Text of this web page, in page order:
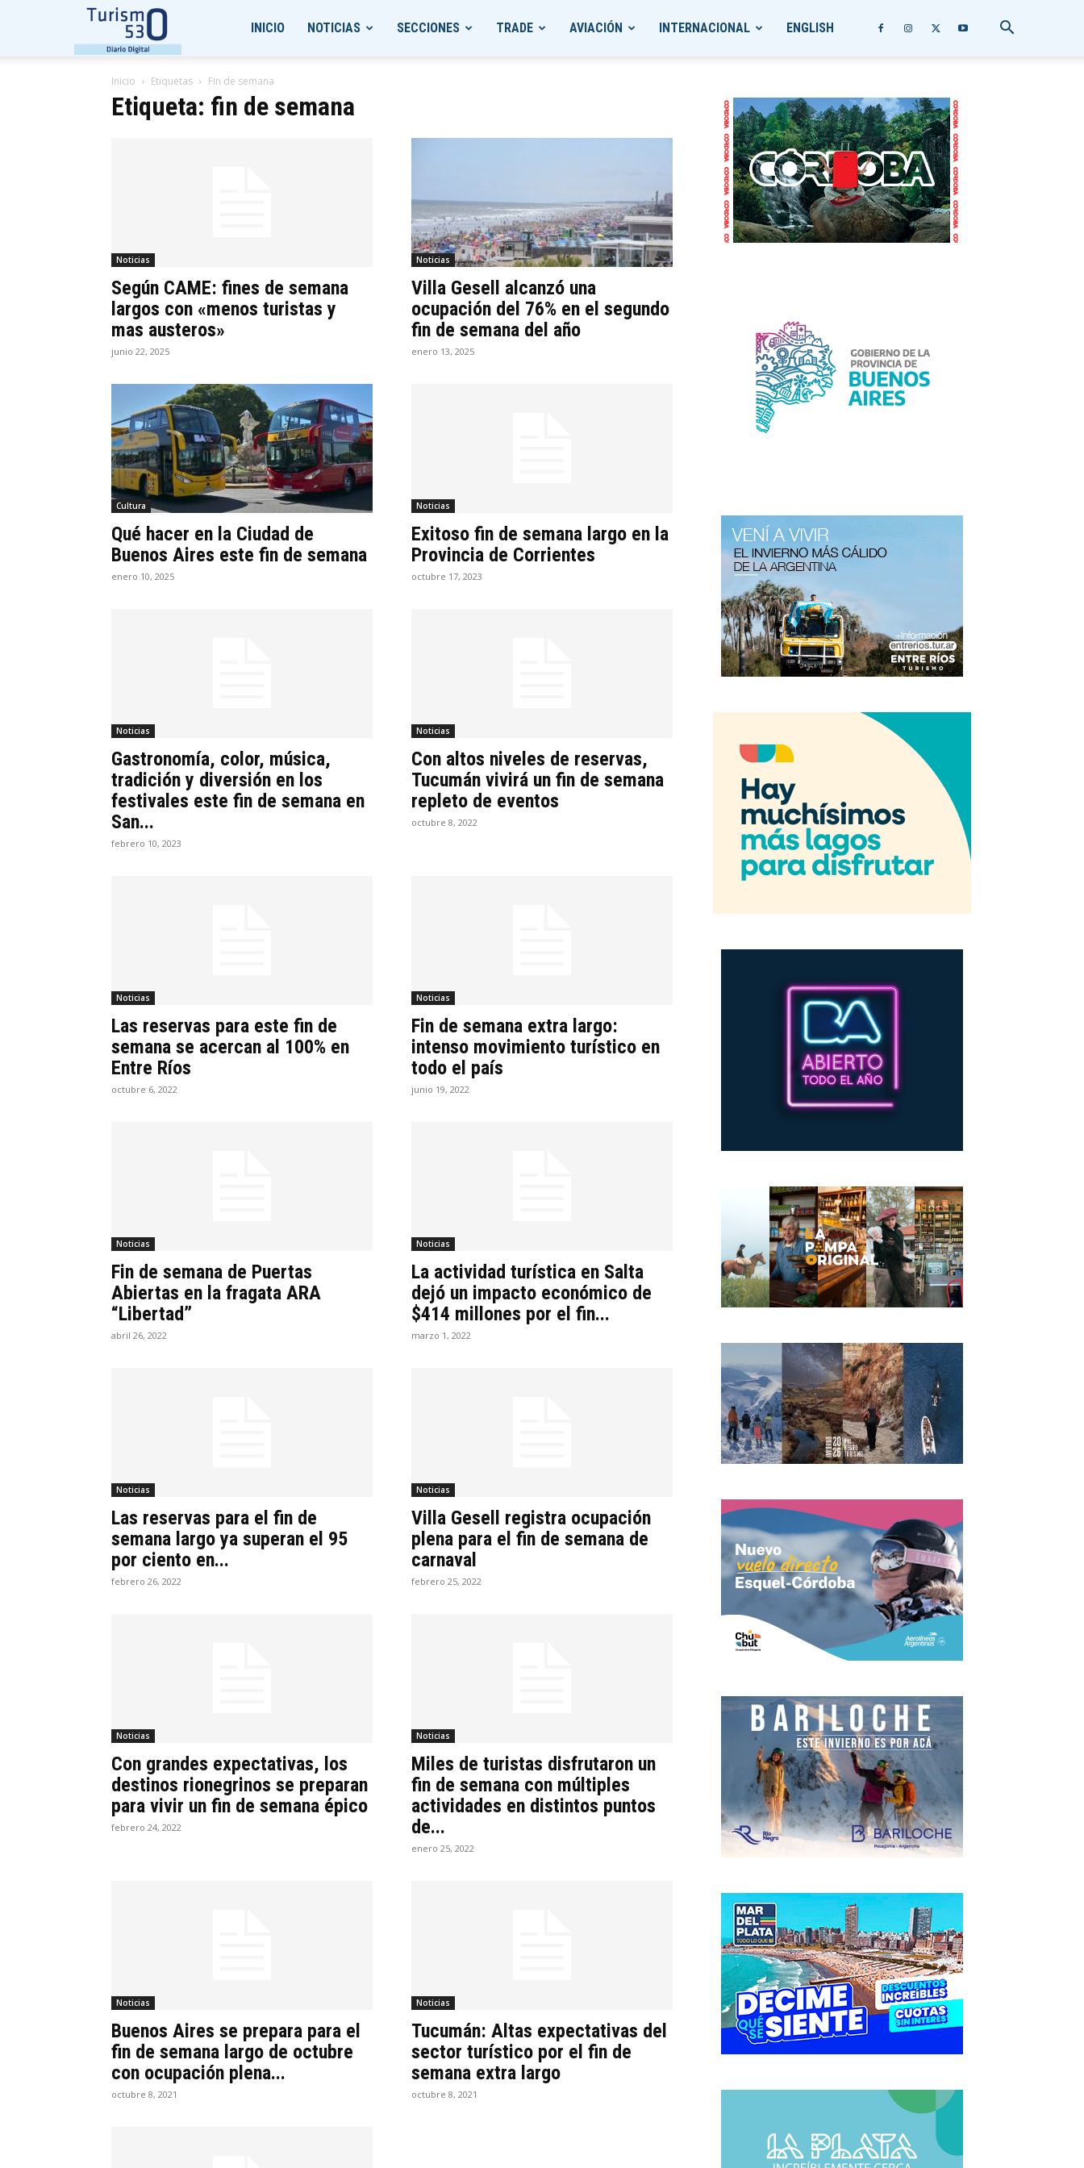
INICIO NOTICIAS SECCIONES TRADE AVIACIÓN INTERNACIONAL ENGLISH
Inicio Etiquetas Fin de semana
Etiqueta: fin de semana
Noticias
Según CAME: fines de semana
largos con «menos turistas y
mas austeros»
junio 22, 2025
Noticias
Villa Gesell alcanzó una
ocupación del 76% en el segundo
fin de semana del año
enero 13, 2025
Cultura
Qué hacer en la Ciudad de
Buenos Aires este fin de semana
enero 10, 2025
Noticias
Exitoso fin de semana largo en la
Provincia de Corrientes
octubre 17, 2023
Noticias
Gastronomía, color, música,
tradición y diversión en los
festivales este fin de semana en
San...
febrero 10, 2023
Noticias
Con altos niveles de reservas,
Tucumán vivirá un fin de semana
repleto de eventos
octubre 8, 2022
Noticias
Las reservas para este fin de
semana se acercan al 100% en
Entre Ríos
octubre 6, 2022
Noticias
Fin de semana extra largo:
intenso movimiento turístico en
todo el país
junio 19, 2022
Noticias
Fin de semana de Puertas
Abiertas en la fragata ARA
“Libertad”
abril 26, 2022
Noticias
La actividad turística en Salta
dejó un impacto económico de
$414 millones por el fin...
marzo 1, 2022
Noticias
Las reservas para el fin de
semana largo ya superan el 95
por ciento en...
febrero 26, 2022
Noticias
Villa Gesell registra ocupación
plena para el fin de semana de
carnaval
febrero 25, 2022
Noticias
Con grandes expectativas, los
destinos rionegrinos se preparan
para vivir un fin de semana épico
febrero 24, 2022
Noticias
Miles de turistas disfrutaron un
fin de semana con múltiples
actividades en distintos puntos
de...
enero 25, 2022
Noticias
Buenos Aires se prepara para el
fin de semana largo de octubre
con ocupación plena...
octubre 8, 2021
Noticias
Tucumán: Altas expectativas del
sector turístico por el fin de
semana extra largo
octubre 8, 2021